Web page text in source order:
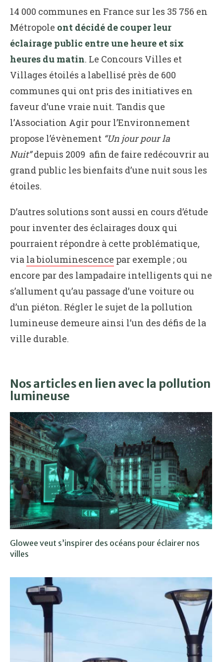
14 000 communes en France sur les 35 756 en
Métropole ont décidé de couper leur
éclairage public entre une heure et six
heures du matin. Le Concours Villes et
Villages étoilés a labellisé près de 600
communes qui ont pris des initiatives en
faveur d’une vraie nuit. Tandis que
l’Association Agir pour l’Environnement
propose l’évènement “Un jour pour la
Nuit”depuis 2009 afin de faire redécouvrir au
grand public les bienfaits d’une nuit sous les
étoiles.
D’autres solutions sont aussi en cours d’étude
pour inventer des éclairages doux qui
pourraient répondre à cette problématique,
via la bioluminescence par exemple ; ou
encore par des lampadaire intelligents qui ne
s’allument qu’au passage d’une voiture ou
d’un piéton. Régler le sujet de la pollution
lumineuse demeure ainsi l’un des défis de la
ville durable.
Nos articles en lien avec la pollution
lumineuse
Glowee veut s’inspirer des océans pour éclairer nos
villes